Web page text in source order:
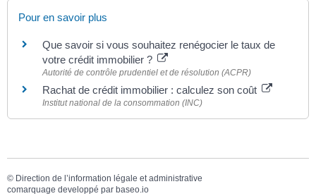
Pour en savoir plus
Que savoir si vous souhaitez renégocier le taux de
votre crédit immobilier ?
Autorité de contrôle prudentiel et de résolution (ACPR)
Rachat de crédit immobilier : calculez son coût
Institut national de la consommation (INC)
© Direction de l’information légale et administrative
comarquage developpé par baseo.io